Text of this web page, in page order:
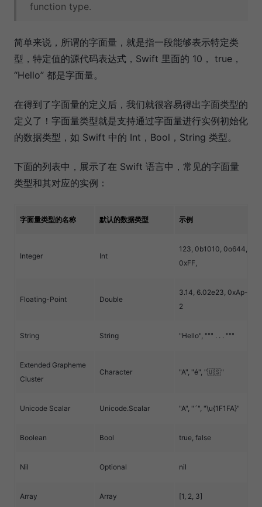
function type.
简单来说，所谓的字面量，就是指一段能够表示特定类
型，特定值的源代码表达式，Swift 里面的 10， true，
“Hello” 都是字面量。
在得到了字面量的定义后，我们就很容易得出字面类型的
定义了！字面量类型就是支持通过字面量进行实例初始化
的数据类型，如 Swift 中的 Int，Bool，String 类型。
下面的列表中，展示了在 Swift 语言中，常见的字面量
类型和其对应的实例：
字面量类型的名称 默认的数据类型 示例
Integer Int
123, 0b1010, 0o644,
0xFF,
Floating-Point Double
3.14, 6.02e23, 0xAp-
2
String String "Hello", """ . . . """
Extended Grapheme
Cluster
Character "A", "é", "🇺🇸"
Unicode Scalar Unicode.Scalar "A", "´", "\u{1F1FA}"
Boolean Bool true, false
Nil Optional nil
Array Array [1, 2, 3]